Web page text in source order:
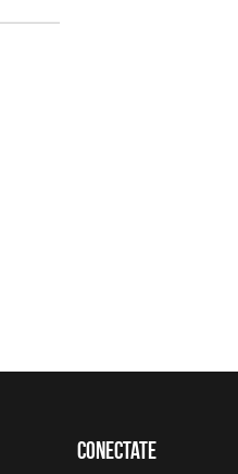
Conectate